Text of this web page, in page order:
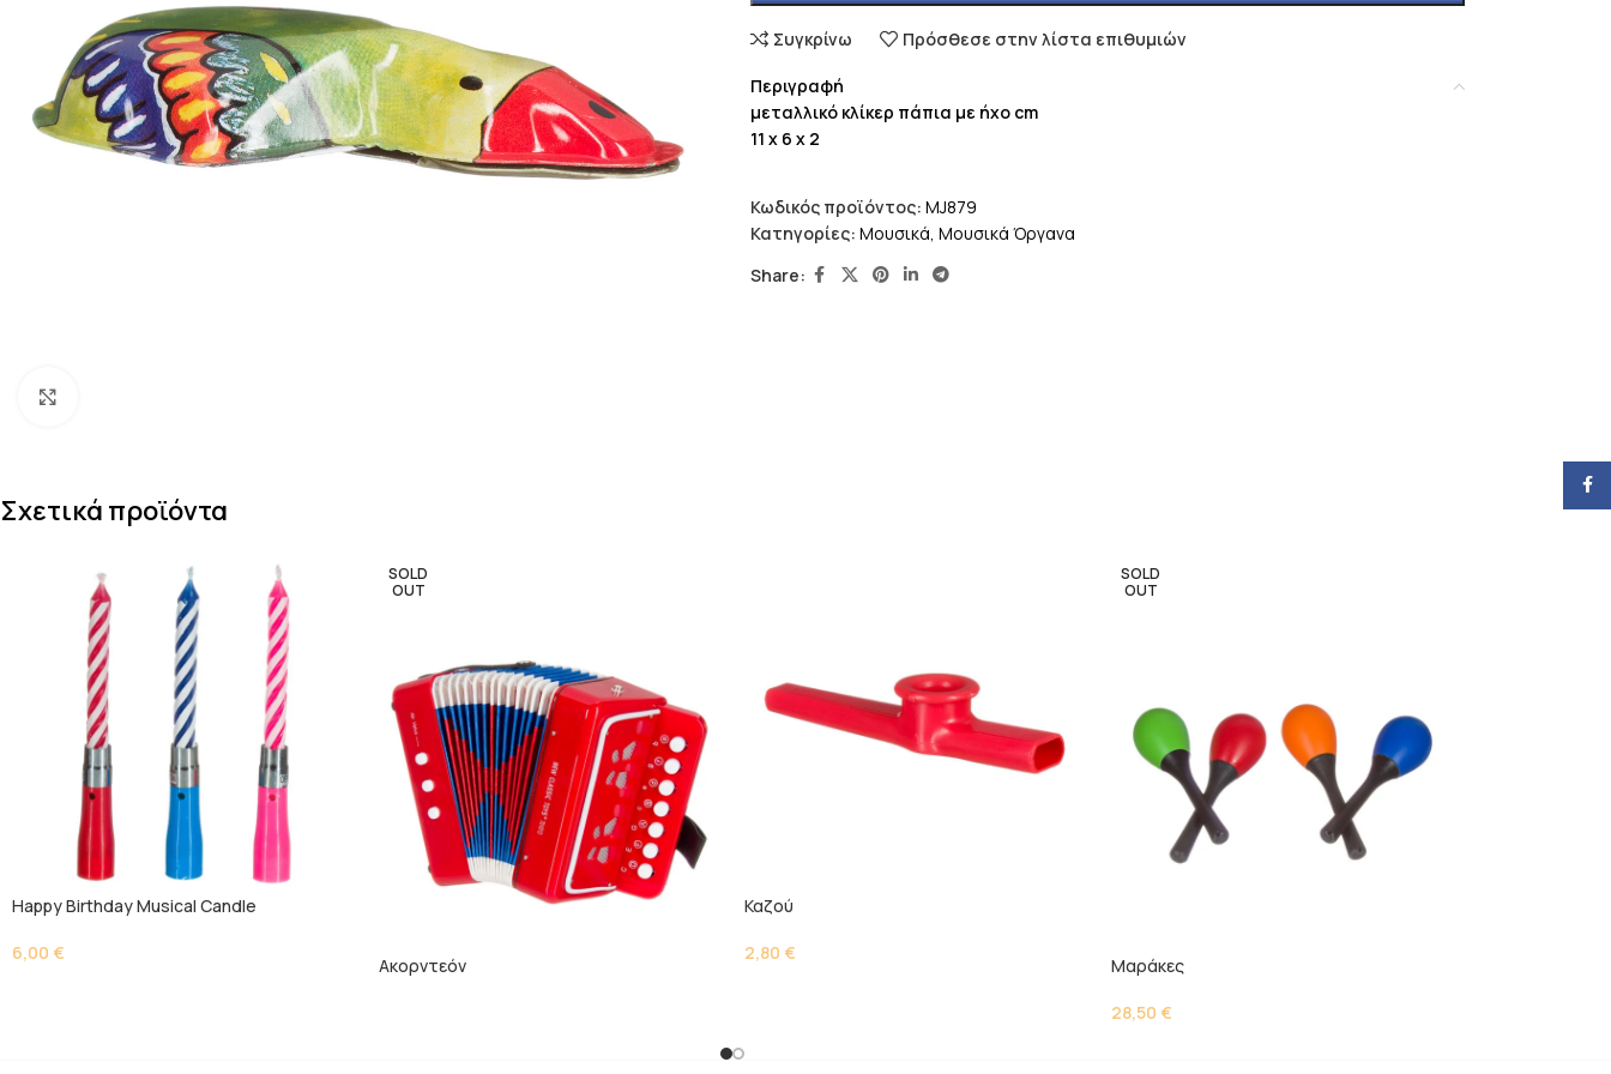
Συγκρίνω Πρόσθεσε στην λίστα επιθυμιών
Περιγραφή
μεταλλικό κλίκερ πάπια με ήχο cm
11 x 6 x 2
Κωδικός προϊόντος: MJ879
Κατηγορίες: Μουσικά, Μουσικά Όργανα
Share:
Σχετικά προϊόντα
Happy Birthday Musical Candle
6,00 €
SOLD
OUT
Ακορντεόν
Καζού
2,80 €
SOLD
OUT
Μαράκες
28,50 €